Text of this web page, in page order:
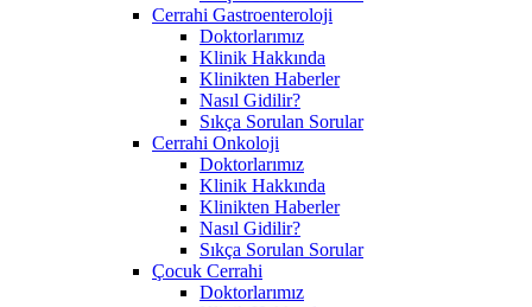
Cerrahi Gastroenteroloji
Doktorlarımız
Klinik Hakkında
Klinikten Haberler
Nasıl Gidilir?
Sıkça Sorulan Sorular
Cerrahi Onkoloji
Doktorlarımız
Klinik Hakkında
Klinikten Haberler
Nasıl Gidilir?
Sıkça Sorulan Sorular
Çocuk Cerrahi
Doktorlarımız